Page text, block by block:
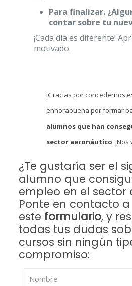
Para finalizar.
contar sobre tu
¡Cada día es diferente!
motivado.
¡Gracias por concedernos
enhorabuena por formar
alumnos que han
sector aeronáutico.
¿Te gustaría ser el
alumno que
empleo en el sector
Ponte en contacto
este formulario, y
todas tus dudas
cursos sin ningún
compromiso: